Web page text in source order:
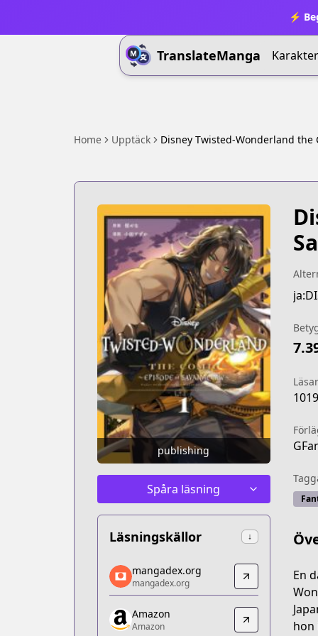
⚡
TranslateManga
Home Upptäck Disney Twisted-Wonderland the
publishing
Spåra läsning
Läsningskällor ↓
mangadex.org
mangadex.org
https://mangadex.org/title/3e7d016d-
Amazon
mangadex.org
mangadex.org
Amazon
Amazon
1019
En
hon